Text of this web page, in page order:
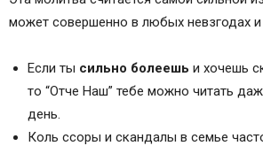
может совершенно в любых невзгодах и
Если ты сильно болеешь и хочешь
то “Отче Наш” тебе можно читать
день.
Коль ссоры и скандалы в семье